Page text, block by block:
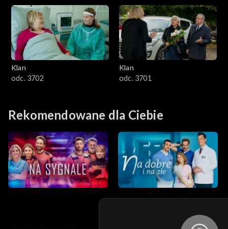
Klan
odc. 3702
Klan
odc. 3701
Rekomendowane dla Ciebie